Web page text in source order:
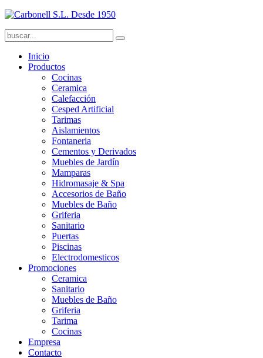
Inicio
Productos
Cocinas
Ceramica
Calefacción
Cesped Artificial
Tarimas
Aislamientos
Fontaneria
Cementos y Derivados
Muebles de Jardín
Mamparas
Hidromasaje & Spa
Accesorios de Baño
Muebles de Baño
Griferia
Sanitario
Puertas
Piscinas
Electrodomesticos
Promociones
Ceramica
Sanitario
Muebles de Baño
Griferia
Tarima
Cocinas
Empresa
Contacto